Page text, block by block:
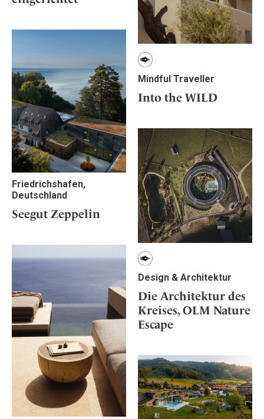
Mindful Traveller
Into the WILD
Friedrichshafen,
Deutschland
Seegut Zeppelin
Design & Architektur
Die Architektur des
Kreises, OLM Nature
Escape